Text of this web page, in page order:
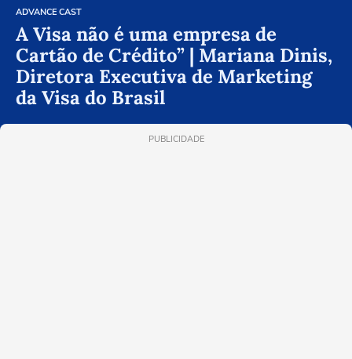
ADVANCE CAST
A Visa não é uma empresa de
Cartão de Crédito” | Mariana Dinis,
Diretora Executiva de Marketing
da Visa do Brasil
PUBLICIDADE